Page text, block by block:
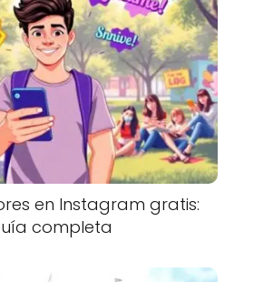
en Instagram gratis:
completa